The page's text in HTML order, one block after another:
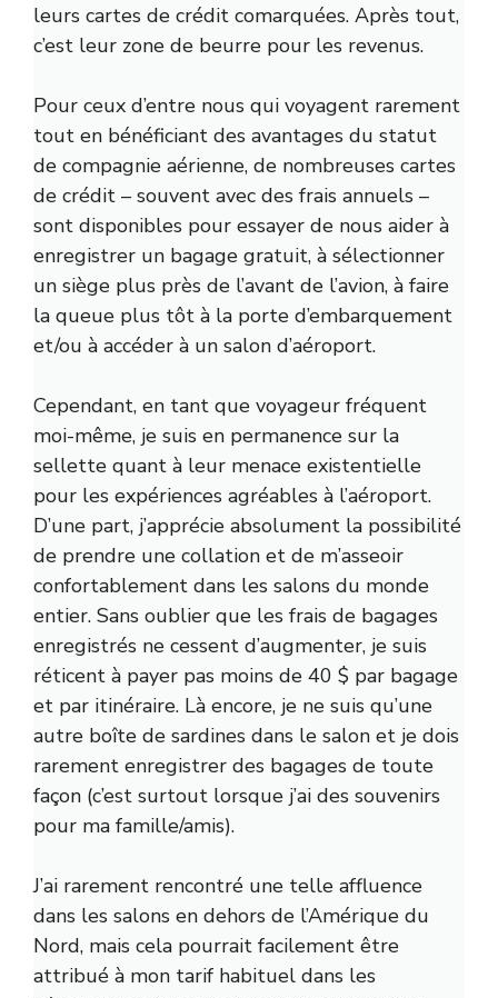
leurs cartes de crédit comarquées. Après tout,
c’est leur zone de beurre pour les revenus.
Pour ceux d’entre nous qui voyagent rarement
tout en bénéficiant des avantages du statut
de compagnie aérienne, de nombreuses cartes
de crédit – souvent avec des frais annuels –
sont disponibles pour essayer de nous aider à
enregistrer un bagage gratuit, à sélectionner
un siège plus près de l’avant de l’avion, à faire
la queue plus tôt à la porte d’embarquement
et/ou à accéder à un salon d’aéroport.
Cependant, en tant que voyageur fréquent
moi-même, je suis en permanence sur la
sellette quant à leur menace existentielle
pour les expériences agréables à l’aéroport.
D’une part, j’apprécie absolument la possibilité
de prendre une collation et de m’asseoir
confortablement dans les salons du monde
entier. Sans oublier que les frais de bagages
enregistrés ne cessent d’augmenter, je suis
réticent à payer pas moins de 40 $ par bagage
et par itinéraire. Là encore, je ne suis qu’une
autre boîte de sardines dans le salon et je dois
rarement enregistrer des bagages de toute
façon (c’est surtout lorsque j’ai des souvenirs
pour ma famille/amis).
J’ai rarement rencontré une telle affluence
dans les salons en dehors de l’Amérique du
Nord, mais cela pourrait facilement être
attribué à mon tarif habituel dans les